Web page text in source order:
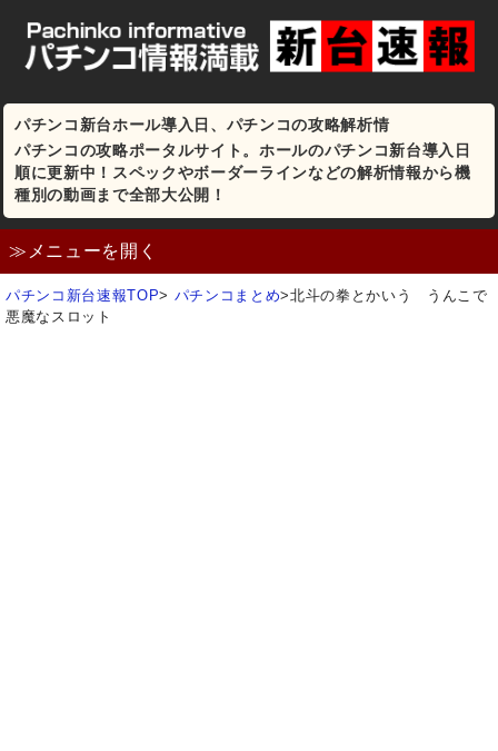
パチンコ新台ホール導入日、パチンコの攻略解析情
パチンコの攻略ポータルサイト。ホールのパチンコ新台導入日
順に更新中！スペックやボーダーラインなどの解析情報から機
種別の動画まで全部大公開！
≫メニューを開く
パチンコ新台速報TOP> パチンコまとめ>北斗の拳とかいう うんこで
悪魔なスロット